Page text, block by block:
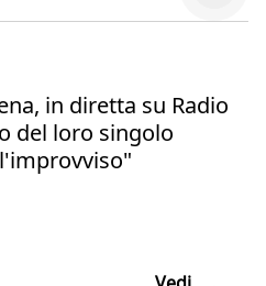
in diretta su Radio
del loro singolo